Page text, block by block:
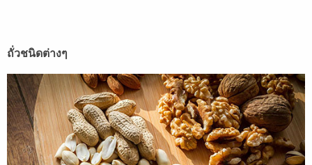
ถั่วชนิดต่างๆ